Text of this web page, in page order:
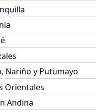
Nariño y Putumayo
Orientales
Andina